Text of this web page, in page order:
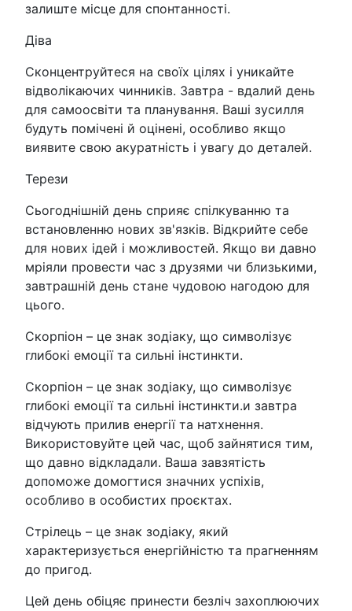
залиште місце для спонтанності.
Діва
Сконцентруйтеся на своїх цілях і уникайте
відволікаючих чинників. Завтра - вдалий день
для самоосвіти та планування. Ваші зусилля
будуть помічені й оцінені, особливо якщо
виявите свою акуратність і увагу до деталей.
Терези
Сьогоднішній день сприяє спілкуванню та
встановленню нових зв'язків. Відкрийте себе
для нових ідей і можливостей. Якщо ви давно
мріяли провести час з друзями чи близькими,
завтрашній день стане чудовою нагодою для
цього.
Скорпіон – це знак зодіаку, що символізує
глибокі емоції та сильні інстинкти.
Скорпіон – це знак зодіаку, що символізує
глибокі емоції та сильні інстинкти.и завтра
відчують прилив енергії та натхнення.
Використовуйте цей час, щоб зайнятися тим,
що давно відкладали. Ваша завзятість
допоможе домогтися значних успіхів,
особливо в особистих проєктах.
Стрілець – це знак зодіаку, який
характеризується енергійністю та прагненням
до пригод.
Цей день обіцяє принести безліч захоплюючих